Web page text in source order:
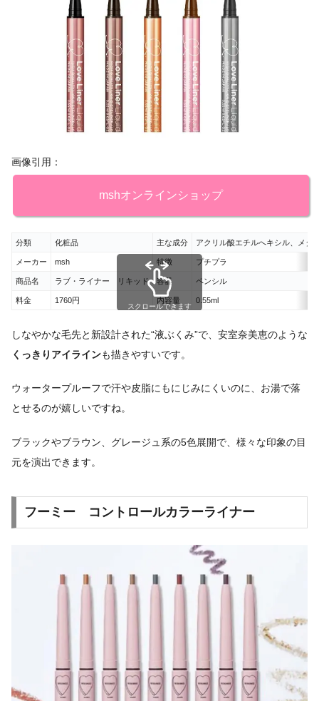
画像引用：
mshオンラインショップ
分類 化粧品 主な成分 アクリル酸エチルへキシル、メタ
メーカー msh 特徴 プチプラ
商品名 ラブ・ライナー リキッド 容器 ペンシル
料金 1760円 内容量 0.55ml
スクロールできます
しなやかな毛先と新設計された“液ぶくみ”で、安室奈美恵のような
くっきりアイラインも描きやすいです。
ウォータープルーフで汗や皮脂にもにじみにくいのに、お湯で落
とせるのが嬉しいですね。
ブラックやブラウン、グレージュ系の5色展開で、様々な印象の目
元を演出できます。
フーミー コントロールカラーライナー